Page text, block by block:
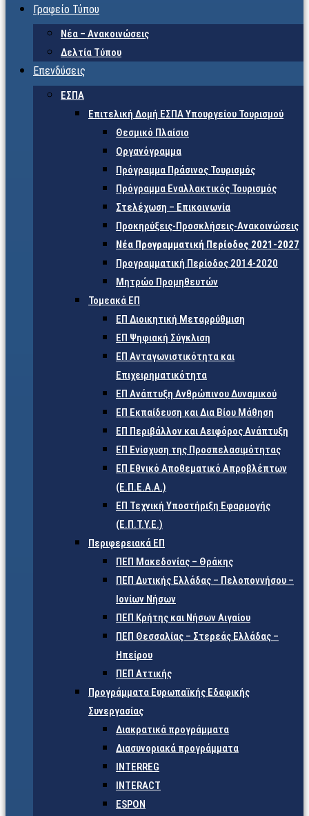
Γραφείο Τύπου
Νέα – Ανακοινώσεις
Δελτία Τύπου
Επενδύσεις
ΕΣΠΑ
Επιτελική Δομή ΕΣΠΑ Υπουργείου Τουρισμού
Θεσμικό Πλαίσιο
Οργανόγραμμα
Πρόγραμμα Πράσινος Τουρισμός
Πρόγραμμα Εναλλακτικός Τουρισμός
Στελέχωση – Επικοινωνία
Προκηρύξεις-Προσκλήσεις-Ανακοινώσεις
Νέα Προγραμματική Περίοδος 2021-2027
Προγραμματική Περίοδος 2014-2020
Μητρώο Προμηθευτών
Τομεακά ΕΠ
ΕΠ Διοικητική Μεταρρύθμιση
ΕΠ Ψηφιακή Σύγκλιση
ΕΠ Ανταγωνιστικότητα και
Επιχειρηματικότητα
ΕΠ Ανάπτυξη Ανθρώπινου Δυναμικού
ΕΠ Εκπαίδευση και Δια Βίου Μάθηση
ΕΠ Περιβάλλον και Αειφόρος Ανάπτυξη
ΕΠ Ενίσχυση της Προσπελασιμότητας
ΕΠ Εθνικό Αποθεματικό Απροβλέπτων
(Ε.Π.Ε.Α.Α.)
ΕΠ Τεχνική Υποστήριξη Εφαρμογής
(Ε.Π.Τ.Υ.Ε.)
Περιφερειακά ΕΠ
ΠΕΠ Μακεδονίας – Θράκης
ΠΕΠ Δυτικής Ελλάδας – Πελοποννήσου –
Ιονίων Νήσων
ΠΕΠ Κρήτης και Νήσων Αιγαίου
ΠΕΠ Θεσσαλίας – Στερεάς Ελλάδας –
Ηπείρου
ΠΕΠ Αττικής
Προγράμματα Ευρωπαϊκής Εδαφικής
Συνεργασίας
Διακρατικά προγράμματα
Διασυνοριακά προγράμματα
INTERREG
INTERACT
ESPON